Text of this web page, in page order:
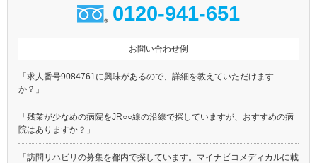
0120-941-651
お問い合わせ例
「求人番号9084761に興味があるので、詳細を教えていただけます
か？」
「残業が少なめの病院をJR○○線の沿線で探していますが、おすすめの病
院はありますか？」
「訪問リハビリの募集を都内で探しています。マイナビコメディカルに載